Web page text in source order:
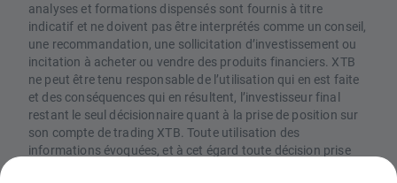
analyses et formations dispensés sont fournis à titre
indicatif et ne doivent pas être interprétés comme un conseil,
une recommandation, une sollicitation d’investissement ou
incitation à acheter ou vendre des produits financiers. XTB
ne peut être tenu responsable de l’utilisation qui en est faite
et des conséquences qui en résultent, l’investisseur final
restant le seul décisionnaire quant à la prise de position sur
son compte de trading XTB. Toute utilisation des
informations évoquées, et à cet égard toute décision prise